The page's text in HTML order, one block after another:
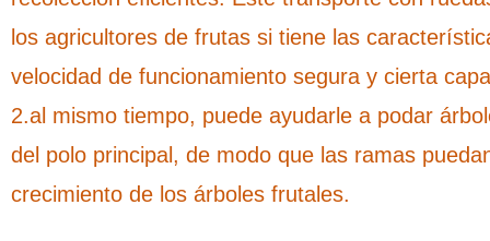
los agricultores de frutas si tiene las
velocidad de funcionamiento segura y cierta
2.al mismo tiempo, puede ayudarle a podar
del polo principal, de modo que las ramas
crecimiento de los árboles frutales.